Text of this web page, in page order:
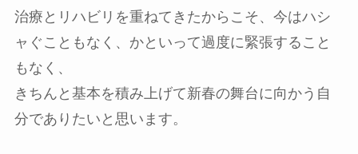
治療とリハビリを重ねてきたからこそ、今はハシ
ャぐこともなく、かといって過度に緊張すること
もなく、
きちんと基本を積み上げて新春の舞台に向かう自
分でありたいと思います。